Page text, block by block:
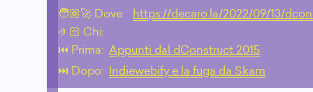
🧑🏼‍🚀 Dove:
https://decaro.la/2022/09/13/
🤌🏻 Chi:
⏮️ Prima: Appunti dal dConstruct 2015
⏭️ Dopo:
Indiewebify e la fuga da Skam